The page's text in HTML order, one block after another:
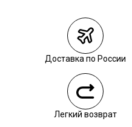
Курьерская доставка
Самовывоз из пункта
Самовывоз из наших
Курьерская доставка
Самовывоз из пункта
Доставка по России
Легкий возврат